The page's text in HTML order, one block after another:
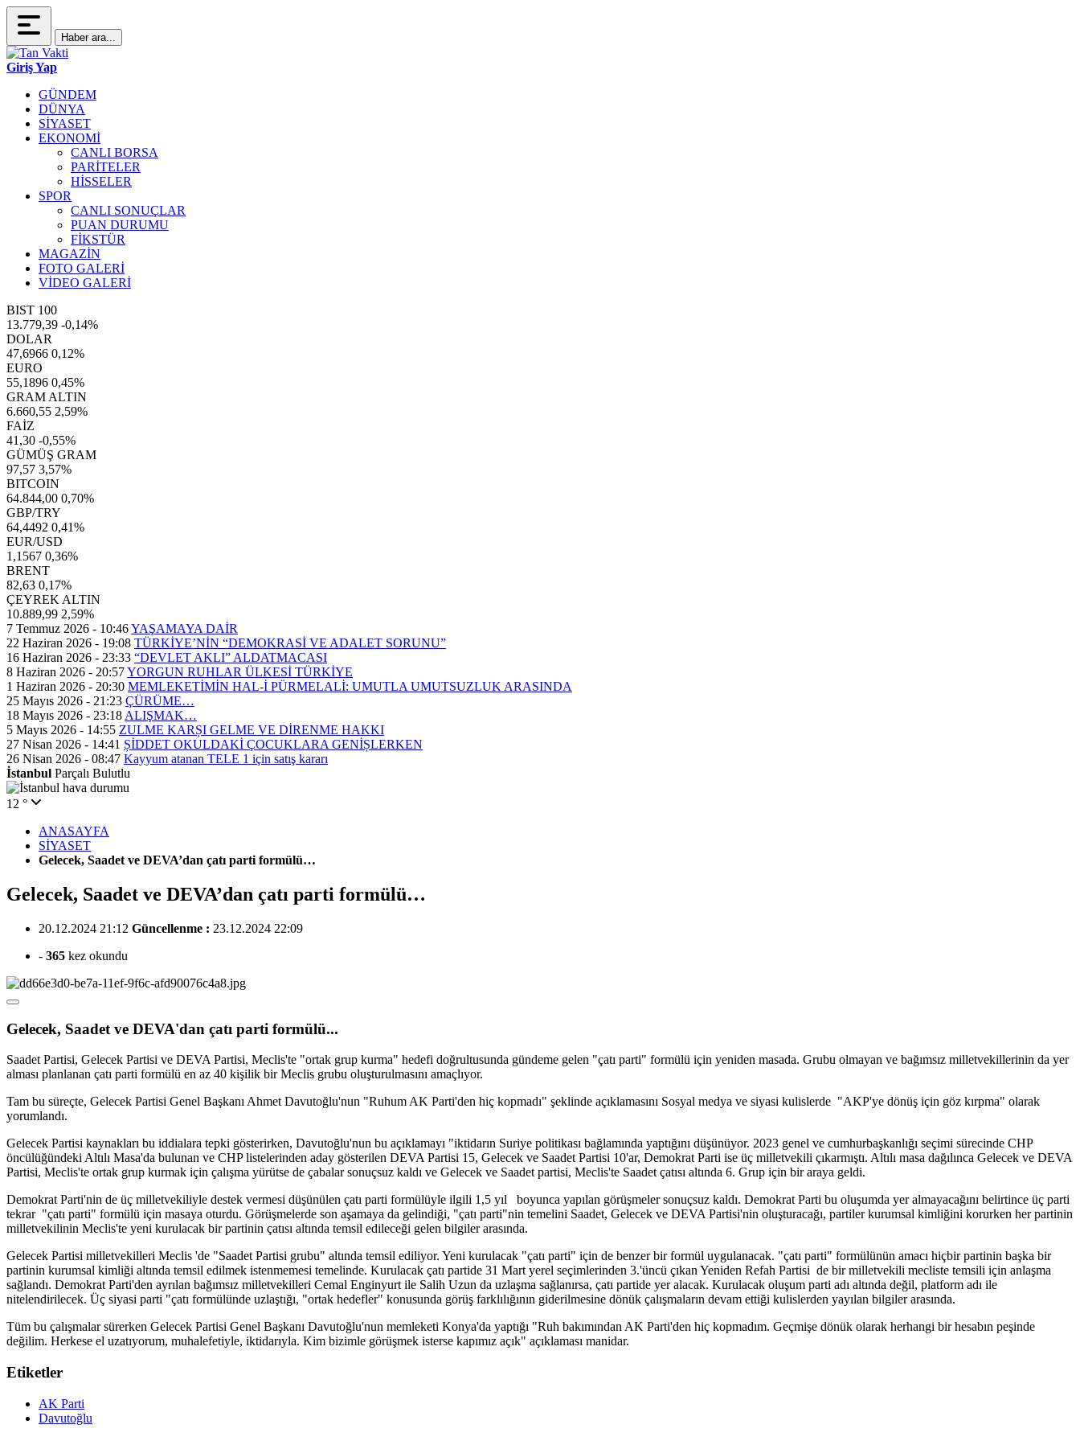
Haber ara...
Giriş Yap
GÜNDEM
DÜNYA
SİYASET
EKONOMİ
CANLI BORSA
PARİTELER
HİSSELER
SPOR
CANLI SONUÇLAR
PUAN DURUMU
FİKSTÜR
MAGAZİN
FOTO GALERİ
VİDEO GALERİ
BIST 100
13.779,39 -0,14%
DOLAR
47,6966 0,12%
EURO
55,1896 0,45%
GRAM ALTIN
6.660,55 2,59%
FAİZ
41,30 -0,55%
GÜMÜŞ GRAM
97,57 3,57%
BITCOIN
64.844,00 0,70%
GBP/TRY
64,4492 0,41%
EUR/USD
1,1567 0,36%
BRENT
82,63 0,17%
ÇEYREK ALTIN
10.889,99 2,59%
7 Temmuz 2026 - 10:46YAŞAMAYA DAİR
22 Haziran 2026 - 19:08 TÜRKİYE’NİN “DEMOKRASİ VE ADALET SORUNU”
16 Haziran 2026 - 23:33 “DEVLET AKLI” ALDATMACASI
8 Haziran 2026 - 20:57YORGUN RUHLAR ÜLKESİ TÜRKİYE
1 Haziran 2026 - 20:30 MEMLEKETİMİN HAL-İ PÜRMELALİ: UMUTLA UMUTSUZLUK ARASINDA
25 Mayıs 2026 - 21:23 ÇÜRÜME…
18 Mayıs 2026 - 23:18 ALIŞMAK…
5 Mayıs 2026 - 14:55 ZULME KARȘI GELME VE DİRENME HAKKI
27 Nisan 2026 - 14:41 ȘİDDET OKULDAKİ ÇOCUKLARA GENİȘLERKEN
26 Nisan 2026 - 08:47 Kayyum atanan TELE 1 için satış kararı
İstanbul Parçalı Bulutlu
12 °
ANASAYFA
SİYASET
Gelecek, Saadet ve DEVA’dan çatı parti formülü…
Gelecek, Saadet ve DEVA’dan çatı parti formülü…
20.12.2024 21:12 Güncellenme : 23.12.2024 22:09
- 365 kez okundu
Gelecek, Saadet ve DEVA'dan çatı parti formülü...
Saadet Partisi, Gelecek Partisi ve DEVA Partisi, Meclis'te "ortak grup kurma" hedefi doğrultusunda gündeme gelen "çatı parti" formülü için yeniden masada. Grubu olmayan ve bağımsız milletvekillerinin da yer
alması planlanan çatı parti formülü en az 40 kişilik bir Meclis grubu oluşturulmasını amaçlıyor.
Tam bu süreçte, Gelecek Partisi Genel Başkanı Ahmet Davutoğlu'nun "Ruhum AK Parti'den hiç kopmadı" şeklinde açıklamasını Sosyal medya ve siyasi kulislerde "AKP'ye dönüş için göz kırpma" olarak
yorumlandı.
Gelecek Partisi kaynakları bu iddialara tepki gösterirken, Davutoğlu'nun bu açıklamayı "iktidarın Suriye politikası bağlamında yaptığını düşünüyor. 2023 genel ve cumhurbaşkanlığı seçimi sürecinde CHP
öncülüğündeki Altılı Masa'da bulunan ve CHP listelerinden aday gösterilen DEVA Partisi 15, Gelecek ve Saadet Partisi 10'ar, Demokrat Parti ise üç milletvekili çıkarmıştı. Altılı masa dağılınca Gelecek ve DEVA
Partisi, Meclis'te ortak grup kurmak için çalışma yürütse de çabalar sonuçsuz kaldı ve Gelecek ve Saadet partisi, Meclis'te Saadet çatısı altında 6. Grup için bir araya geldi.
Demokrat Parti'nin de üç milletvekiliyle destek vermesi düşünülen çatı parti formülüyle ilgili 1,5 yıl boyunca yapılan görüşmeler sonuçsuz kaldı. Demokrat Parti bu oluşumda yer almayacağını belirtince üç parti
tekrar "çatı parti" formülü için masaya oturdu. Görüşmelerde son aşamaya da gelindiği, "çatı parti"nin temelini Saadet, Gelecek ve DEVA Partisi'nin oluşturacağı, partiler kurumsal kimliğini korurken her partinin
milletvekilinin Meclis'te yeni kurulacak bir partinin çatısı altında temsil edileceği gelen bilgiler arasında.
Gelecek Partisi milletvekilleri Meclis 'de "Saadet Partisi grubu" altında temsil ediliyor. Yeni kurulacak "çatı parti" için de benzer bir formül uygulanacak. "çatı parti" formülünün amacı hiçbir partinin başka bir
partinin kurumsal kimliği altında temsil edilmek istenmemesi temelinde. Kurulacak çatı partide 31 Mart yerel seçimlerinden 3.'üncü çıkan Yeniden Refah Partisi de bir milletvekili mecliste temsili için anlaşma
sağlandı. Demokrat Parti'den ayrılan bağımsız milletvekilleri Cemal Enginyurt ile Salih Uzun da uzlaşma sağlanırsa, çatı partide yer alacak. Kurulacak oluşum parti adı altında değil, platform adı ile
nitelendirilecek. Üç siyasi parti "çatı formülünde uzlaştığı, "ortak hedefler" konusunda görüş farklılığının giderilmesine dönük çalışmaların devam ettiği kulislerden yayılan bilgiler arasında.
Tüm bu çalışmalar sürerken Gelecek Partisi Genel Başkanı Davutoğlu'nun memleketi Konya'da yaptığı "Ruh bakımından AK Parti'den hiç kopmadım. Geçmişe dönük olarak herhangi bir hesabın peşinde
değilim. Herkese el uzatıyorum, muhalefetiyle, iktidarıyla. Kim bizimle görüşmek isterse kapımız açık" açıklaması manidar.
Etiketler
AK Parti
Davutoğlu